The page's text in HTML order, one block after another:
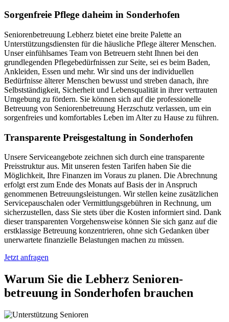
Sorgenfreie Pflege daheim in Sonderhofen
Seniorenbetreuung Lebherz bietet eine breite Palette an
Unterstützungsdiensten für die häusliche Pflege älterer Menschen.
Unser einfühlsames Team von Betreuern steht Ihnen bei den
grundlegenden Pflegebedürfnissen zur Seite, sei es beim Baden,
Ankleiden, Essen und mehr. Wir sind uns der individuellen
Bedürfnisse älterer Menschen bewusst und streben danach, ihre
Selbstständigkeit, Sicherheit und Lebensqualität in ihrer vertrauten
Umgebung zu fördern. Sie können sich auf die professionelle
Betreuung von Seniorenbetreuung Herzschutz verlassen, um ein
sorgenfreies und komfortables Leben im Alter zu Hause zu führen.
Transparente Preisgestaltung in Sonderhofen
Unsere Serviceangebote zeichnen sich durch eine transparente
Preisstruktur aus. Mit unseren festen Tarifen haben Sie die
Möglichkeit, Ihre Finanzen im Voraus zu planen. Die Abrechnung
erfolgt erst zum Ende des Monats auf Basis der in Anspruch
genommenen Betreuungsleistungen. Wir stellen keine zusätzlichen
Servicepauschalen oder Vermittlungsgebühren in Rechnung, um
sicherzustellen, dass Sie stets über die Kosten informiert sind. Dank
dieser transparenten Vorgehensweise können Sie sich ganz auf die
erstklassige Betreuung konzentrieren, ohne sich Gedanken über
unerwartete finanzielle Belastungen machen zu müssen.
Jetzt anfragen
Warum Sie die Lebherz Senioren­
betreuung in Sonderhofen brauchen